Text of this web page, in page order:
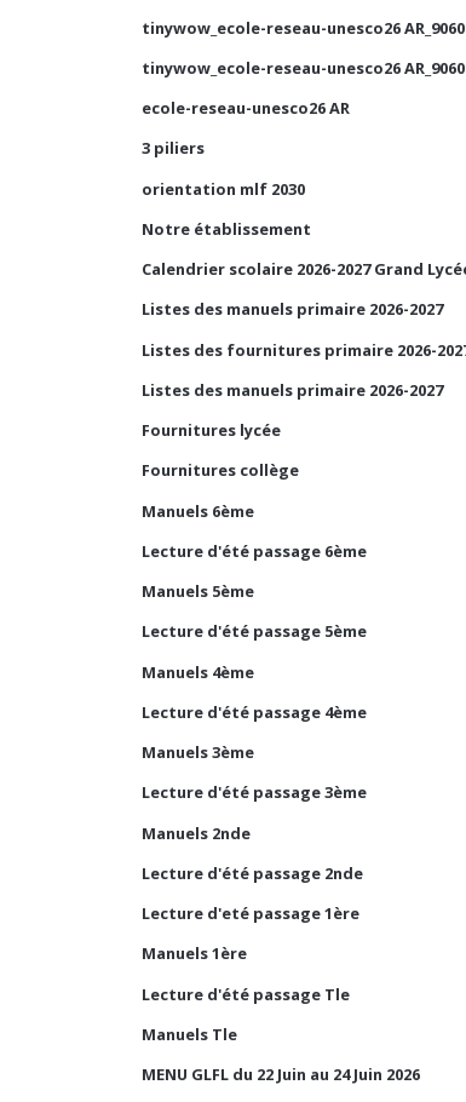
tinywow_ecole-reseau-unesco26
tinywow_ecole-reseau-unesco26
ecole-reseau-unesco26 AR
3 piliers
orientation mlf 2030
Notre établissement
Calendrier scolaire 2026-2027 Grand
Listes des manuels primaire 2026-2027
Listes des fournitures primaire 2026-
Listes des manuels primaire 2026-2027
Fournitures lycée
Fournitures collège
Manuels 6ème
Lecture d'été passage 6ème
Manuels 5ème
Lecture d'été passage 5ème
Manuels 4ème
Lecture d'été passage 4ème
Manuels 3ème
Lecture d'été passage 3ème
Manuels 2nde
Lecture d'été passage 2nde
Lecture d'eté passage 1ère
Manuels 1ère
Lecture d'été passage Tle
Manuels Tle
MENU GLFL du 22 Juin au 24 Juin 2026